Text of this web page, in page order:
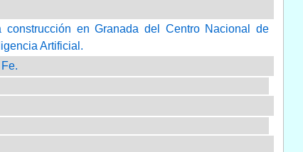
en Granada del Centro Nacional de
Artificial.